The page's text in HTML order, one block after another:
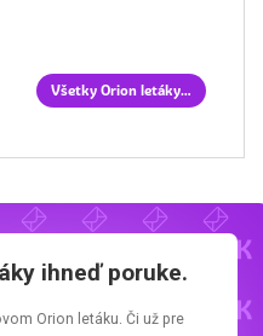
Všetky Orion letáky
ihneď poruke.
Orion letáku. Či už pre